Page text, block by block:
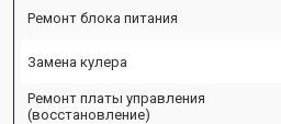
Ремонт блока питания
Замена кулера
Ремонт платы управления
(восстановление)